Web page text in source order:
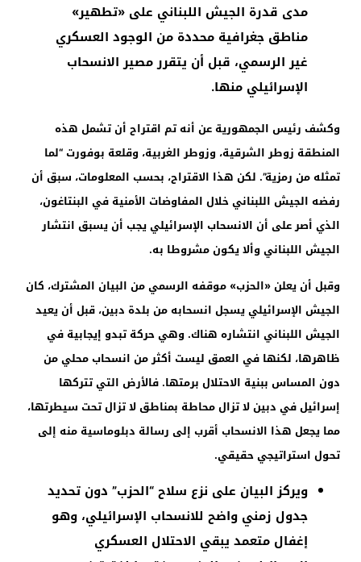
مدى قدرة الجيش اللبناني على «تطهير»
مناطق جغرافية محددة من الوجود العسكري
غير الرسمي، قبل أن يتقرر مصير الانسحاب
الإسرائيلي منها.
وكشف رئيس الجمهورية عن أنه تم اقتراح أن تشمل هذه
المنطقة زوطر الشرقية، وزوطر الغربية، وقلعة بوفورت “لما
تمثله من رمزية”. لكن هذا الاقتراح، بحسب المعلومات، سبق أن
رفضه الجيش اللبناني خلال المفاوضات الأمنية في البنتاغون،
الذي أصر على أن الانسحاب الإسرائيلي يجب أن يسبق انتشار
الجيش اللبناني وألا يكون مشروطا به.
وقبل أن يعلن «الحزب» موقفه الرسمي من البيان المشترك، كان
الجيش الإسرائيلي يسجل انسحابه من بلدة دبين، قبل أن يعيد
الجيش اللبناني انتشاره هناك. وهي حركة تبدو إيجابية في
ظاهرها، لكنها في العمق ليست أكثر من انسحاب محلي من
دون المساس ببنية الاحتلال برمتها. فالأرض التي تتركها
إسرائيل في دبين لا تزال محاطة بمناطق لا تزال تحت سيطرتها،
مما يجعل هذا الانسحاب أقرب إلى رسالة دبلوماسية منه إلى
تحول استراتيجي حقيقي.
ويركز البيان على نزع سلاح “الحزب” دون تحديد
جدول زمني واضح للانسحاب الإسرائيلي، وهو
إغفال متعمد يبقي الاحتلال العسكري